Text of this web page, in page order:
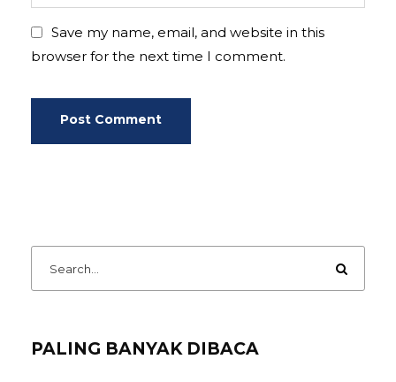
Save my name, email, and website in this
browser for the next time I comment.
PALING BANYAK DIBACA